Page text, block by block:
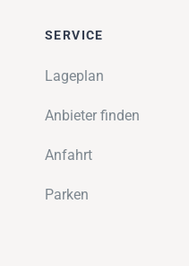
SERVICE
Lageplan
Anbieter finden
Anfahrt
Parken